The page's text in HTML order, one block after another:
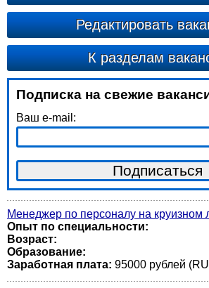
Редактировать
К разделам
Подписка на свежие
Ваш e-mail:
Менеджер по персоналу на круизном
Опыт по специальности:
Возраст:
Образование:
Заработная плата: 95000 рублей